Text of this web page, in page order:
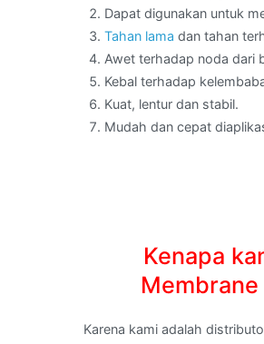
Dapat digunakan untuk
Tahan lama dan tahan
Awet terhadap noda dari
Kebal terhadap
Kuat, lentur dan stabil.
Mudah dan cepat
Kenapa
Karena kami adalah